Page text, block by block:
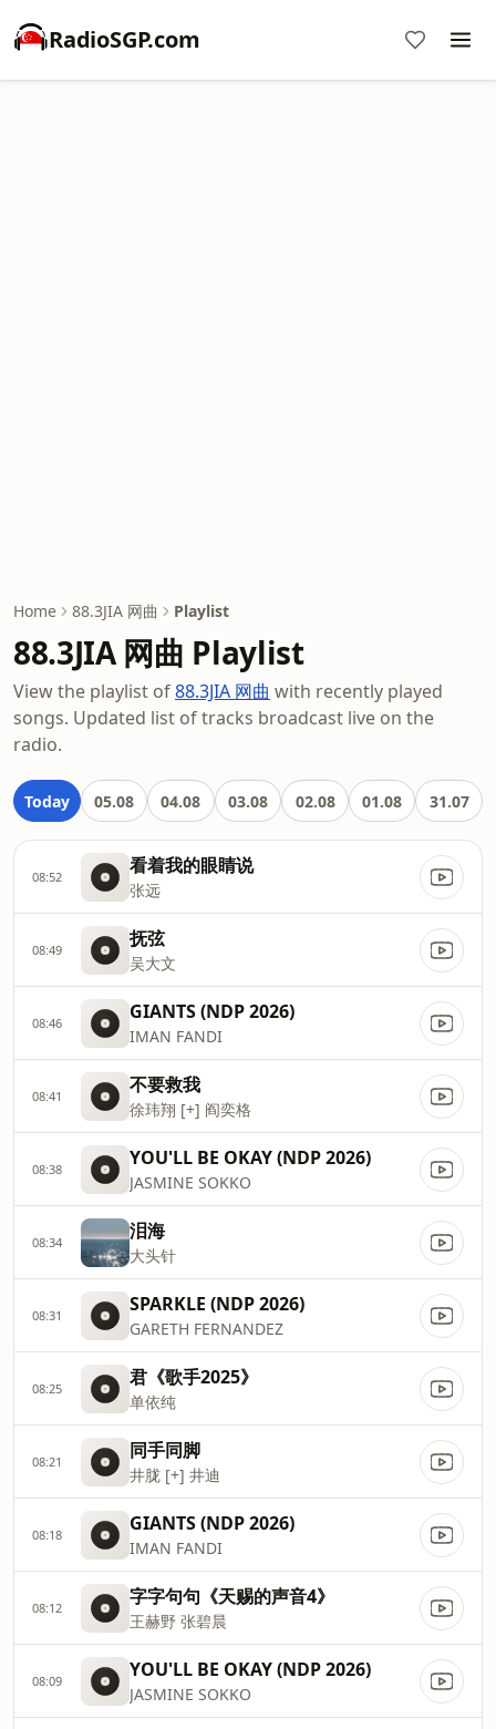
RadioSGP.com
Home 88.3JIA 网曲 Playlist
88.3JIA 网曲 Playlist
View the playlist of88.3JIA 网曲 with recently played
songs. Updated list of tracks broadcast live on the
radio.
Today 05.08 04.08 03.08 02.08 01.08 31.07
08:52 看着我的眼睛说
张远
08:49 抚弦
吴大文
08:46 GIANTS (NDP 2026)
IMAN FANDI
08:41 不要救我
徐玮翔 [+] 阎奕格
08:38 YOU'LL BE OKAY (NDP 2026)
JASMINE SOKKO
08:34 泪海
大头针
08:31 SPARKLE (NDP 2026)
GARETH FERNANDEZ
08:25 君《歌手2025》
单依纯
08:21 同手同脚
井胧 [+] 井迪
08:18 GIANTS (NDP 2026)
IMAN FANDI
08:12 字字句句《天赐的声音4》
王赫野 张碧晨
08:09 YOU'LL BE OKAY (NDP 2026)
JASMINE SOKKO